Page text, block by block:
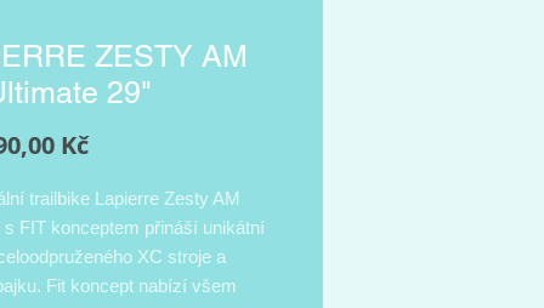
ZESTY AM
29"
KčCena
trailbike Lapierre Zesty AM
s FIT konceptem přináší unikátní
XC stroje a
Fit koncept nabízí všem